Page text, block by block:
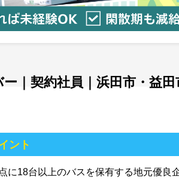
｜契約社員｜浜田市・益
ント
に18台以上のバスを保有する地元優良